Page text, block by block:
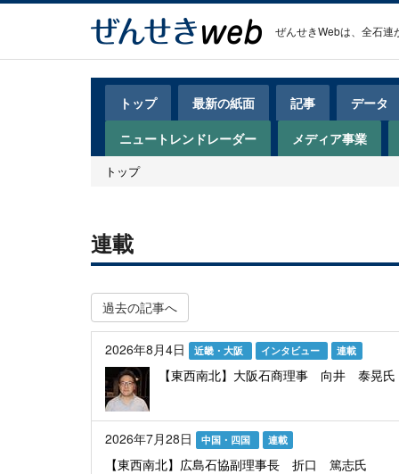
メ
コ
ぜんせきWeb
User
account
menu
トップ 最新の紙面 記事 データ
ニュートレンドレーダー
メディア事業
トップ
連載
過去の記事へ
2026年8月4日 近畿・大阪 インタビュー 連載
【東西南北】大阪石商理事 向井 泰晃氏
2026年7月28日 中国・四国 連載
【東西南北】広島石協副理事長 折口 篤志氏